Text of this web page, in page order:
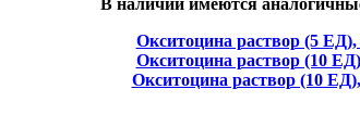
Окситоцина раствор (5
Окситоцина раствор (10
Окситоцина раствор (10